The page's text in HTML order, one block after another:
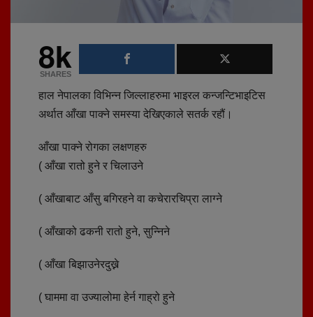
8k
SHARES
हाल नेपालका विभिन्न जिल्लाहरुमा भाइरल कन्जन्टिभाइटिस
अर्थात आँखा पाक्ने समस्या देखिएकाले सतर्क रहौं।
आँखा पाक्ने रोगका लक्षणहरु
( आँखा रातो हुने र चिलाउने
( आँखाबाट आँसु बगिरहने वा कचेरारचिप्रा लाग्ने
( आँखाको ढकनी रातो हुने, सुन्निने
( आँखा बिझाउनेरदुख्ने
( घाममा वा उज्यालोमा हेर्न गाह्रो हुने